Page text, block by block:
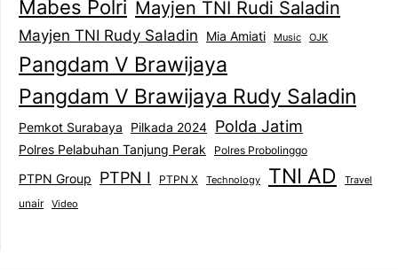
Mabes Polri Mayjen TNI Rudi Saladin
Mayjen TNI Rudy Saladin Mia Amiati Music OJK
Pangdam V Brawijaya
Pangdam V Brawijaya Rudy Saladin
Pemkot Surabaya Pilkada 2024 Polda Jatim
Polres Pelabuhan Tanjung Perak Polres Probolinggo
PTPN Group PTPN I PTPN X Technology TNI AD Travel
unair Video